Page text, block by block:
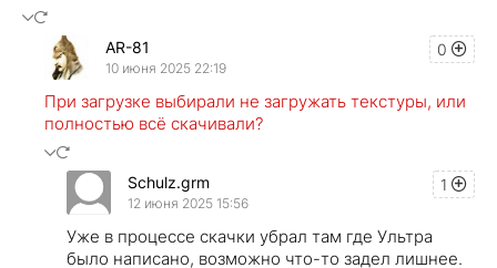
0
AR-81
10 июня 2025 22:19
При загрузке выбирали не загружать текстуры, или
полностью всё скачивали?
1
Schulz.grm
12 июня 2025 15:56
Уже в процессе скачки убрал там где Ультра
было написано, возможно что-то задел лишнее.